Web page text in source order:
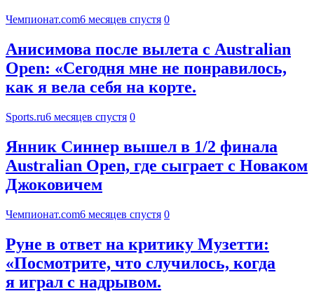
Чемпионат.com6 месяцев спустя 0
Анисимова после вылета с Australian
Open: «Сегодня мне не понравилось,
как я вела себя на корте.
Sports.ru6 месяцев спустя 0
Янник Синнер вышел в 1/2 финала
Australian Open, где сыграет с Новаком
Джоковичем
Чемпионат.com6 месяцев спустя 0
Руне в ответ на критику Музетти:
«Посмотрите, что случилось, когда
я играл с надрывом.